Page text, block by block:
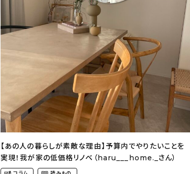
【あの人の暮らしが素敵な理由】予算内でやりたいことを
実現！我が家の低価格リノベ（haru___home._さん）